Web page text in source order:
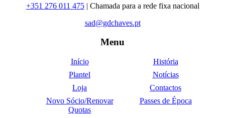
+351 276 011 475| Chamada para a rede fixa nacional
sad@gdchaves.pt
Menu
Início
História
Plantel
Notícias
Loja
Contactos
Novo Sócio/Renovar
Quotas
Passes de Época